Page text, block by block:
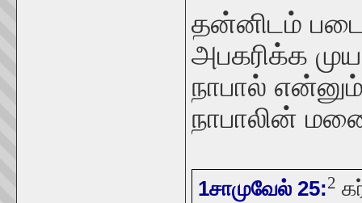
தன்னிடம்
அபகரிக்க
நாபால்
நாபாலின்
1சாமுவேல் 25:2